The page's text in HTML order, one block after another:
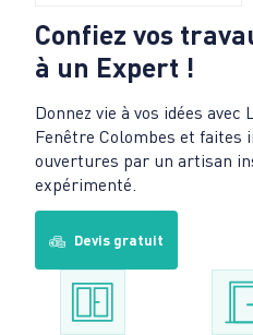
Confiez vos
à un Expert !
Donnez vie à vos idées
Fenêtre Colombes et faites
ouvertures par un artisan
expérimenté.
Devis gratuit